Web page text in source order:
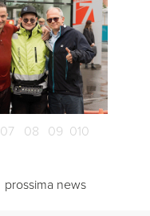
07 08 09 010
prossima news